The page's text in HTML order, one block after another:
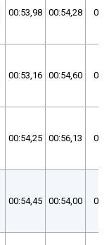
00:53,98 00:54,28
00:53,16 00:54,60
00:54,25 00:56,13
00:54,45 00:54,00